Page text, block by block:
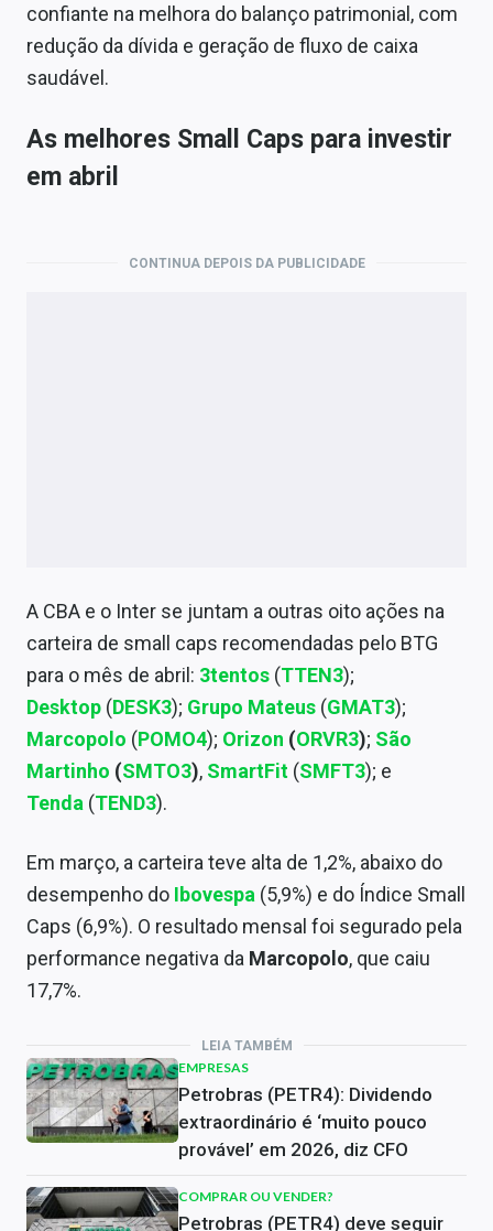
confiante na melhora do balanço patrimonial, com
redução da dívida e geração de fluxo de caixa
saudável.
As melhores Small Caps para investir
em abril
CONTINUA DEPOIS DA PUBLICIDADE
A CBA e o Inter se juntam a outras oito ações na
carteira de small caps recomendadas pelo BTG
para o mês de abril: 3tentos (TTEN3);
Desktop (DESK3); Grupo Mateus (GMAT3);
Marcopolo (POMO4); Orizon (ORVR3); São
Martinho (SMTO3), SmartFit (SMFT3); e
Tenda (TEND3).
Em março, a carteira teve alta de 1,2%, abaixo do
desempenho do Ibovespa (5,9%) e do Índice Small
Caps (6,9%). O resultado mensal foi segurado pela
performance negativa da Marcopolo, que caiu
17,7%.
LEIA TAMBÉM
EMPRESAS
Petrobras (PETR4): Dividendo
extraordinário é ‘muito pouco
provável’ em 2026, diz CFO
COMPRAR OU VENDER?
Petrobras (PETR4) deve seguir